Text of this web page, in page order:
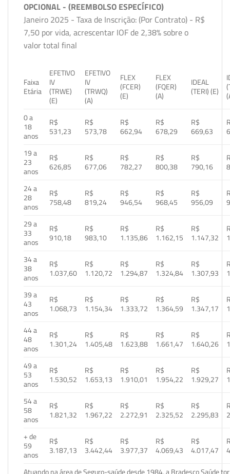
OPCIONAL - (REEMBOLSO ESPECÍFICO)
Janeiro 2025 - Taxa de Inscrição: (Por Contrato) - R$
7,50 por vida, acrescentar IOF de 2,38% sobre o
valor total final
Faixa
Etária
EFETIVO
IV
(TRWE)
(E)
EFETIVO
IV
(TRWQ)
(A)
FLEX
(FCER)
(E)
FLEX
(FQER)
(A)
IDEAL
(TERI) (E)
0 a
18
anos
R$
531,23
R$
573,78
R$
662,94
R$
678,29
R$
669,63
19 a
23
anos
R$
626,85
R$
677,06
R$
782,27
R$
800,38
R$
790,16
24 a
28
anos
R$
758,48
R$
819,24
R$
946,54
R$
968,45
R$
956,09
29 a
33
anos
R$
910,18
R$
983,10
R$
1.135,86
R$
1.162,15
R$
1.147,32
34 a
38
anos
R$
1.037,60
R$
1.120,72
R$
1.294,87
R$
1.324,84
R$
1.307,93
39 a
43
anos
R$
1.068,73
R$
1.154,34
R$
1.333,72
R$
1.364,59
R$
1.347,17
44 a
48
anos
R$
1.301,24
R$
1.405,48
R$
1.623,88
R$
1.661,47
R$
1.640,26
49 a
53
anos
R$
1.530,52
R$
1.653,13
R$
1.910,01
R$
1.954,22
R$
1.929,27
54 a
58
anos
R$
1.821,32
R$
1.967,22
R$
2.272,91
R$
2.325,52
R$
2.295,83
+ de
59
anos
R$
3.187,13
R$
3.442,44
R$
3.977,37
R$
4.069,43
R$
4.017,47